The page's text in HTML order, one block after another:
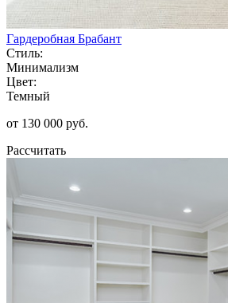
Гардеробная Брабант
Стиль:
Минимализм
Цвет:
Темный
от 130 000 руб.
Рассчитать